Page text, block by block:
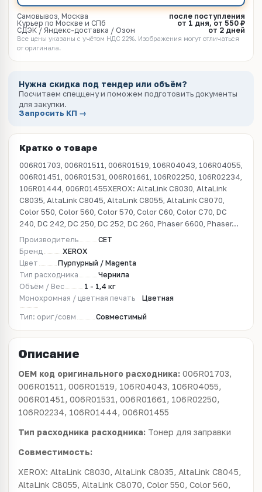
Самовывоз, Москва
после поступления
Курьер по Москве и СПб
от 1 дня, от 550 ₽
СДЭК / Яндекс-доставка / Озон
от 2 дней
Все цены указаны с учётом НДС 22%. Изображения могут отличаться
от оригинала.
Нужна скидка под тендер или объём?
Посчитаем спеццену и поможем подготовить документы
для закупки.
Запросить КП →
Кратко о товаре
006R01703, 006R01511, 006R01519, 106R04043, 106R04055,
006R01451, 006R01531, 006R01661, 106R02250, 106R02234,
106R01444, 006R01455XEROX: AltaLink C8030, AltaLink
C8035, AltaLink C8045, AltaLink C8055, AltaLink C8070,
Color 550, Color 560, Color 570, Color C60, Color C70, DC
240, DC 242, DC 250, DC 252, DC 260, Phaser 6600, Phaser...
Производитель
CET
Бренд
XEROX
Цвет
Пурпурный / Magenta
Тип расходника
Чернила
Объём / Вес
1 - 1,4 кг
Монохромная / цветная печать
Цветная
Тип: ориг/совм Совместимый
Описание
OEM код оригинального расходника: 006R01703,
006R01511, 006R01519, 106R04043, 106R04055,
006R01451, 006R01531, 006R01661, 106R02250,
106R02234, 106R01444, 006R01455
Тип расходника расходника: Тонер для заправки
Совместимость:
XEROX: AltaLink C8030, AltaLink C8035, AltaLink C8045,
AltaLink C8055, AltaLink C8070, Color 550, Color 560,